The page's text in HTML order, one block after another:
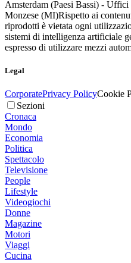
Amsterdam (Paesi Bassi) -
Monzese (MI)Rispetto ai
riprodotti è vietata ogni
sistemi di intelligenza artificiale
espresso di utilizzare mezzi
Legal
CorporatePrivacy PolicyCookie
Sezioni
Cronaca
Mondo
Economia
Politica
Spettacolo
Televisione
People
Lifestyle
Videogiochi
Donne
Magazine
Motori
Viaggi
Cucina